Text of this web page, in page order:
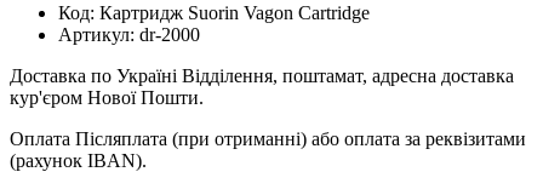
Код: Картридж Suorin Vagon Cartridge
Артикул: dr-2000
Доставка по Україні Відділення, поштамат, адресна доставка
кур'єром Нової Пошти.
Оплата Післяплата (при отриманні) або оплата за реквізитами
(рахунок IBAN).